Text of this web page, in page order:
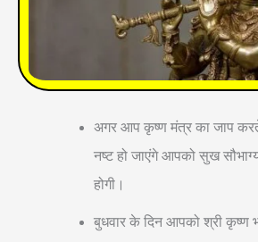
अगर आप कृष्ण मंत्र का जाप
नष्ट हो जाएंगे आपको सुख सौभाग्य
होगी।
बुधवार के दिन आपको श्री कृष्ण